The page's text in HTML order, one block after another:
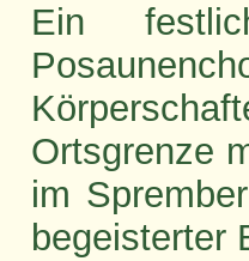
Ein
Ortsgrenze
im
begeisterter